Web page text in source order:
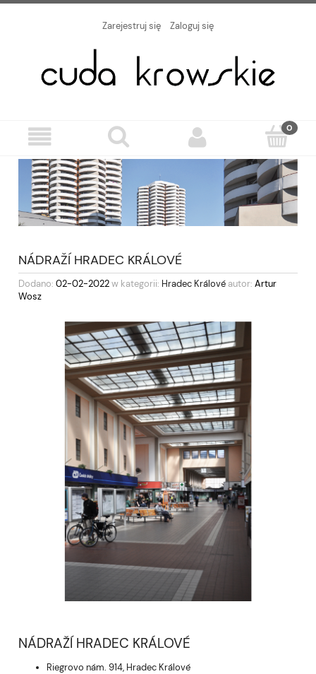
Zarejestruj się Zaloguj się
NÁDRAŽÍ HRADEC KRÁLOVÉ
Dodano: 02-02-2022w kategorii: Hradec Králové autor: Artur
Wosz
NÁDRAŽÍ HRADEC KRÁLOVÉ
Riegrovo nám. 914, Hradec Králové